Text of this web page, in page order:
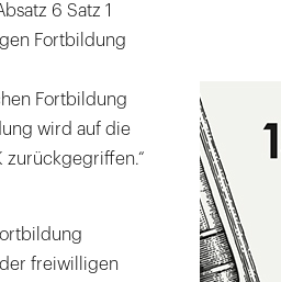
6 Satz 1
Fortbildung
Fortbildung
wird auf die
zurückgegriffen.“
freiwilligen